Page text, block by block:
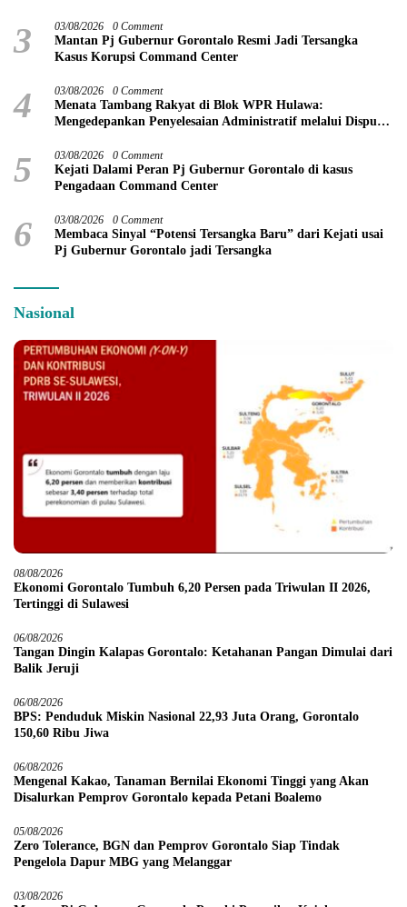
3 03/08/2026 0 Comment
Mantan Pj Gubernur Gorontalo Resmi Jadi Tersangka
Kasus Korupsi Command Center
4 03/08/2026 0 Comment
Menata Tambang Rakyat di Blok WPR Hulawa:
Mengedepankan Penyelesaian Administratif melalui Dispute
5 03/08/2026 0 Comment
Kejati Dalami Peran Pj Gubernur Gorontalo di kasus
Pengadaan Command Center
6 03/08/2026 0 Comment
Membaca Sinyal “Potensi Tersangka Baru” dari Kejati usai
Pj Gubernur Gorontalo jadi Tersangka
Nasional
08/08/2026
Ekonomi Gorontalo Tumbuh 6,20 Persen pada Triwulan II 2026,
Tertinggi di Sulawesi
06/08/2026
Tangan Dingin Kalapas Gorontalo: Ketahanan Pangan Dimulai dari
Balik Jeruji
06/08/2026
BPS: Penduduk Miskin Nasional 22,93 Juta Orang, Gorontalo
150,60 Ribu Jiwa
06/08/2026
Mengenal Kakao, Tanaman Bernilai Ekonomi Tinggi yang Akan
Disalurkan Pemprov Gorontalo kepada Petani Boalemo
05/08/2026
Zero Tolerance, BGN dan Pemprov Gorontalo Siap Tindak
Pengelola Dapur MBG yang Melanggar
03/08/2026